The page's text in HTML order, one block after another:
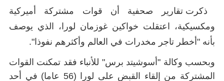
ذكرت تقارير صحفية أن قوات مشتركة أميركية
ومكسيكية، اعتقلت خواكين غوزمان لورا، الذي يوصف
بأنه "أخطر تاجر مخدرات في العالم وأكثرهم نفوذا".
وبحسب وكالة "أسوشيتد برس" للأنباء فقد تمكنت القوات
المشتركة من إلقاء القبض على لورا (56 عاما) في أحد